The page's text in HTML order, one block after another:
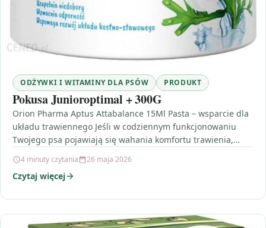
ODŻYWKI I WITAMINY DLA PSÓW PRODUKT
Pokusa Junioroptimal + 300G
Orion Pharma Aptus Attabalance 15Ml Pasta – wsparcie dla
układu trawiennego Jeśli w codziennym funkcjonowaniu
Twojego psa pojawiają się wahania komfortu trawienia,
4 minuty czytania 26 maja 2026
Czytaj więcej